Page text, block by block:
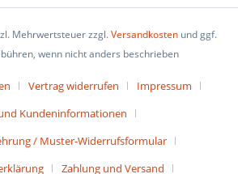
Mehrwertsteuer zzgl.Versandkosten und ggf.
wenn nicht anders beschrieben
Vertrag widerrufen
Impressum
Kundeninformationen
/ Muster-Widerrufsformular
Zahlung und Versand